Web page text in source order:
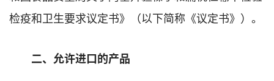
检疫和卫生要求议定书》（以下简称《议定书》）。
二、允许进口的产品